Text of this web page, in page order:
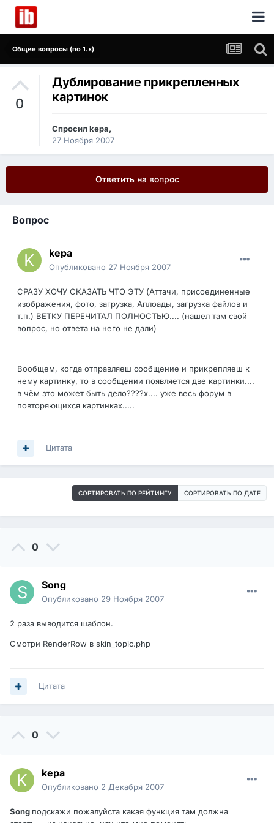
Общие вопросы (по 1.x)
0
Дублирование прикрепленных
картинок
Спросил kepa,
27 Ноября 2007
Ответить на вопрос
Вопрос
kepa
Опубликовано 27 Ноября 2007
СРАЗУ ХОЧУ СКАЗАТЬ ЧТО ЭТУ (Аттачи, присоединенные
изображения, фото, загрузка, Аплоады, загрузка файлов и
т.п.) ВЕТКУ ПЕРЕЧИТАЛ ПОЛНОСТЬЮ.... (нашел там свой
вопрос, но ответа на него не дали)
Вообщем, когда отправляеш сообщение и прикрепляеш к
нему картинку, то в сообщении появляется две картинки....
в чём это может быть дело????х.... уже весь форум в
повторяющихся картинках.....
Цитата
СОРТИРОВАТЬ ПО РЕЙТИНГУ СОРТИРОВАТЬ ПО ДАТЕ
0
Song
Опубликовано 29 Ноября 2007
2 раза выводится шаблон.
Смотри RenderRow в skin_topic.php
Цитата
0
kepa
Опубликовано 2 Декабря 2007
Song подскажи пожалуйста какая функция там должна